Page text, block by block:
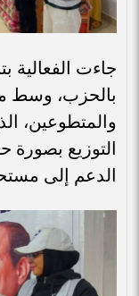
جاءت الفعالية
بالحزب، وسط
والمتطوعين،
التوزيع
الدعم إلى